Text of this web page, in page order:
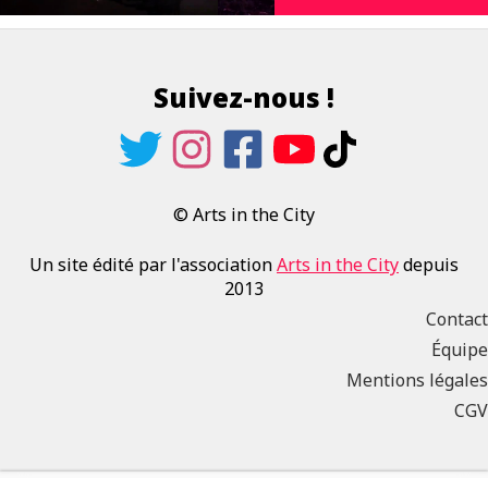
Suivez-nous !
© Arts in the City
Un site édité par l'associationArts in the Citydepuis
2013
Contact
Équipe
Mentions légales
CGV